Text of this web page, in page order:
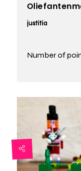
justitia
Number of